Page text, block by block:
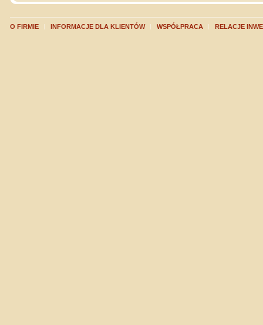
O FIRMIE INFORMACJE DLA KLIENTÓW WSPÓŁPRACA RELACJE